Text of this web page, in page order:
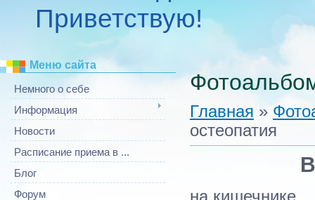
Приветствую!
Меню сайта
Немного о себе
Информация
Новости
Расписание приема в ...
Блог
Форум
Главная »
остеопатия
на кишечнике